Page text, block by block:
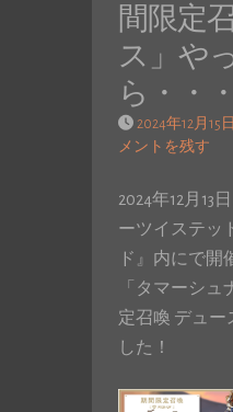
間限定
ス」や
ら・・・
2024年12月15日
メントを残す
2024年12月13
ーツイステッ
ド』内にで開
「タマーシュ
定召喚 デュー
した！